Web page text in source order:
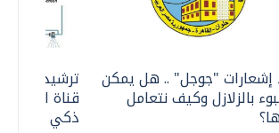
ترشيدا
قناة
ذكي
إشعارات "جوجل" .. هل يمكن
بالزلازل وكيف نتعامل